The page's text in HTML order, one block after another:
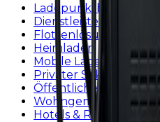
Ladepunktbetreiber
Dienstleister
Flottenlösungen
Heimladen
Mobile Ladelösung
Privater Sektor
Öffentlicher Sektor
Wohngemeinschaften
Hotels & Restaurants